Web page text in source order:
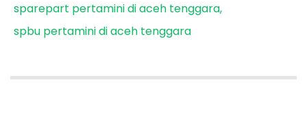
sparepart pertamini di aceh tenggara
spbu pertamini di aceh tenggara